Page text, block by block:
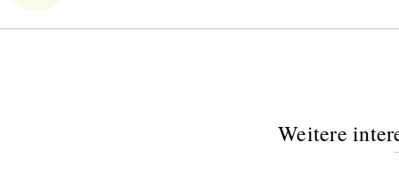
Weitere